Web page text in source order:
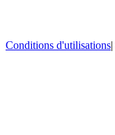
Conditions d'utilisations|